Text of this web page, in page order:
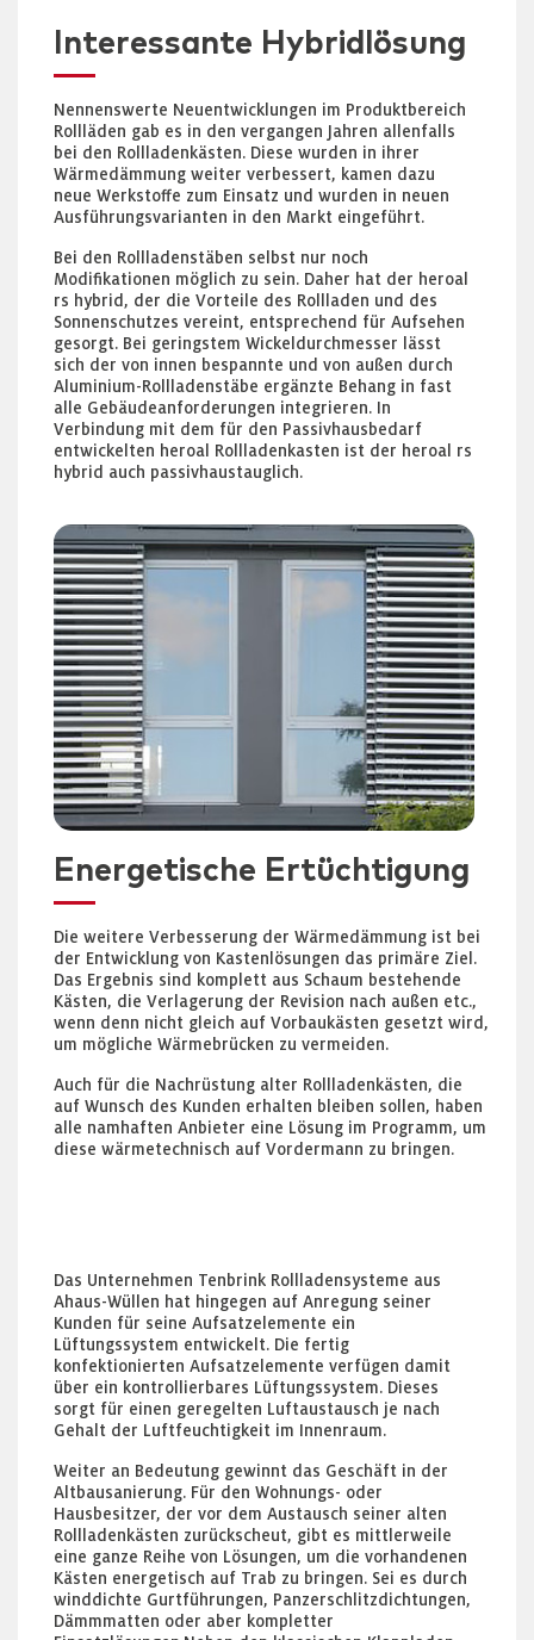
Interessante Hybridlösung
Nennenswerte Neuentwicklungen im Produktbereich
Rollläden gab es in den vergangen Jahren allenfalls
bei den Rollladenkästen. Diese wurden in ihrer
Wärmedämmung weiter verbessert, kamen dazu
neue Werkstoffe zum Einsatz und wurden in neuen
Ausführungsvarianten in den Markt eingeführt.
Bei den Rollladenstäben selbst nur noch
Modifikationen möglich zu sein. Daher hat der heroal
rs hybrid, der die Vorteile des Rollladen und des
Sonnenschutzes vereint, entsprechend für Aufsehen
gesorgt. Bei geringstem Wickeldurchmesser lässt
sich der von innen bespannte und von außen durch
Aluminium-Rollladenstäbe ergänzte Behang in fast
alle Gebäudeanforderungen integrieren. In
Verbindung mit dem für den Passivhausbedarf
entwickelten heroal Rollladenkasten ist der heroal rs
hybrid auch passivhaustauglich.
Energetische Ertüchtigung
Die weitere Verbesserung der Wärmedämmung ist bei
der Entwicklung von Kastenlösungen das primäre Ziel.
Das Ergebnis sind komplett aus Schaum bestehende
Kästen, die Verlagerung der Revision nach außen etc.,
wenn denn nicht gleich auf Vorbaukästen gesetzt wird,
um mögliche Wärmebrücken zu vermeiden.
Auch für die Nachrüstung alter Rollladenkästen, die
auf Wunsch des Kunden erhalten bleiben sollen, haben
alle namhaften Anbieter eine Lösung im Programm, um
diese wärmetechnisch auf Vordermann zu bringen.
Das Unternehmen Tenbrink Rollladensysteme aus
Ahaus-Wüllen hat hingegen auf Anregung seiner
Kunden für seine Aufsatzelemente ein
Lüftungssystem entwickelt. Die fertig
konfektionierten Aufsatzelemente verfügen damit
über ein kontrollierbares Lüftungssystem. Dieses
sorgt für einen geregelten Luftaustausch je nach
Gehalt der Luftfeuchtigkeit im Innenraum.
Weiter an Bedeutung gewinnt das Geschäft in der
Altbausanierung. Für den Wohnungs- oder
Hausbesitzer, der vor dem Austausch seiner alten
Rollladenkästen zurückscheut, gibt es mittlerweile
eine ganze Reihe von Lösungen, um die vorhandenen
Kästen energetisch auf Trab zu bringen. Sei es durch
winddichte Gurtführungen, Panzerschlitzdichtungen,
Dämmmatten oder aber kompletter